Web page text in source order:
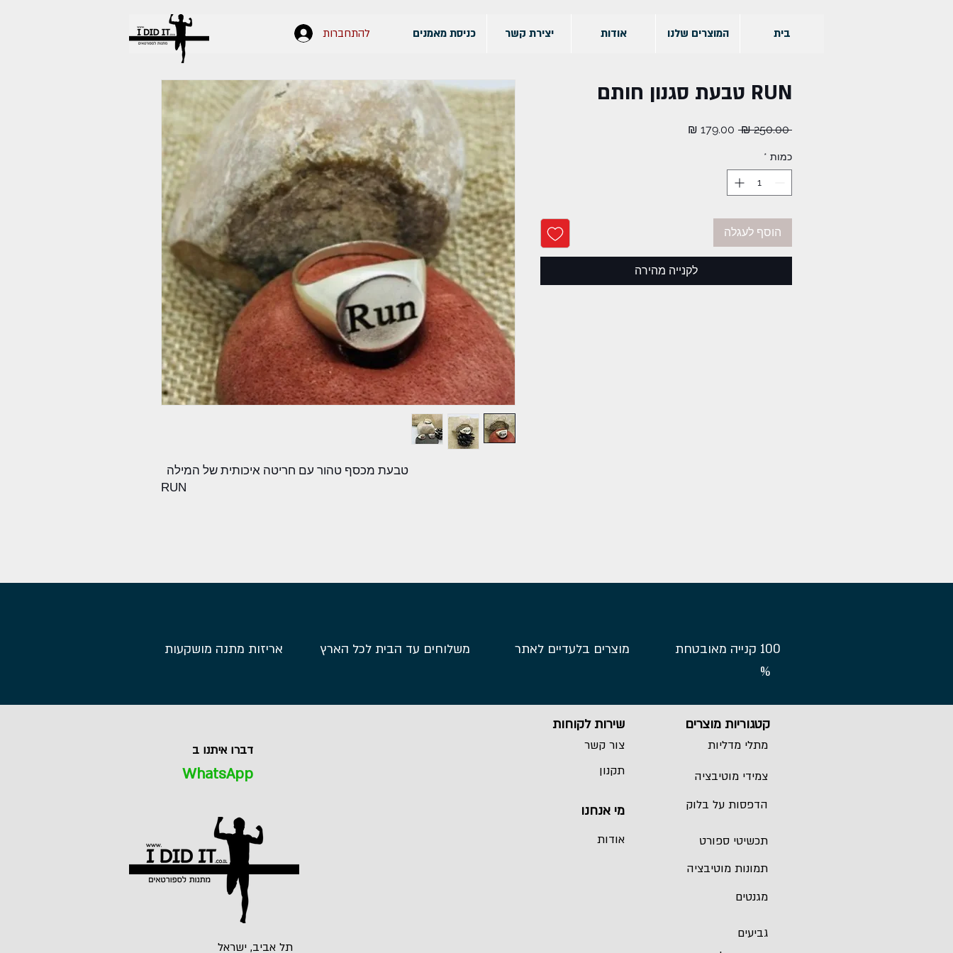
בית המוצרים שלנו אודות יצירת קשר כניסת מאמנים להתחברות
טבעת מכסף טהור עם חריטה איכותית של המילה
RUN
RUN טבעת סגנון חותם
‏250.00 ‏₪
מחיר
כמות *
הוסף לעגלה
לקנייה מהירה
WhatsApp
דברו איתנו ב
תל אביב, ישראל
שירות לקוחות
צור קשר
תקנון
מי אנחנו
אודות
קטגוריות מוצרים
מתלי מדליות
צמידי מוטיבציה
הדפסות על בלוק
תכשיטי ספורט
תמונות מוטיבציה
מגנטים
גביעים
אריזות מתנה מושקעות משלוחים עד הבית לכל הארץ מוצרים בלעדיים לאתר קנייה מאובטחת100
%